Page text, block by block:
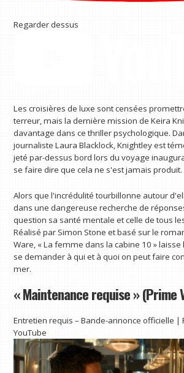
Regarder dessus
Les croisières de luxe sont censées
terreur, mais la dernière mission de Keira
davantage dans ce thriller psychologique.
journaliste Laura Blacklock, Knightley est
jeté par-dessus bord lors du voyage
se faire dire que cela ne s'est jamais produit.
Alors que l'incrédulité tourbillonne autour
dans une dangereuse recherche de
question sa santé mentale et celle de tous
Réalisé par Simon Stone et basé sur le
Ware, « La femme dans la cabine 10 »
se demander à qui et à quoi on peut faire
mer.
« Maintenance requise » (Prime
Entretien requis – Bande-annonce officielle |
YouTube